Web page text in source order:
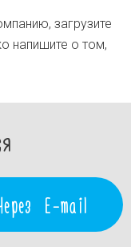
загрузите
напишите о том,
E-mail